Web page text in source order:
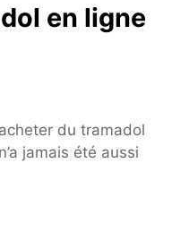
en ligne
du tramadol
jamais été aussi